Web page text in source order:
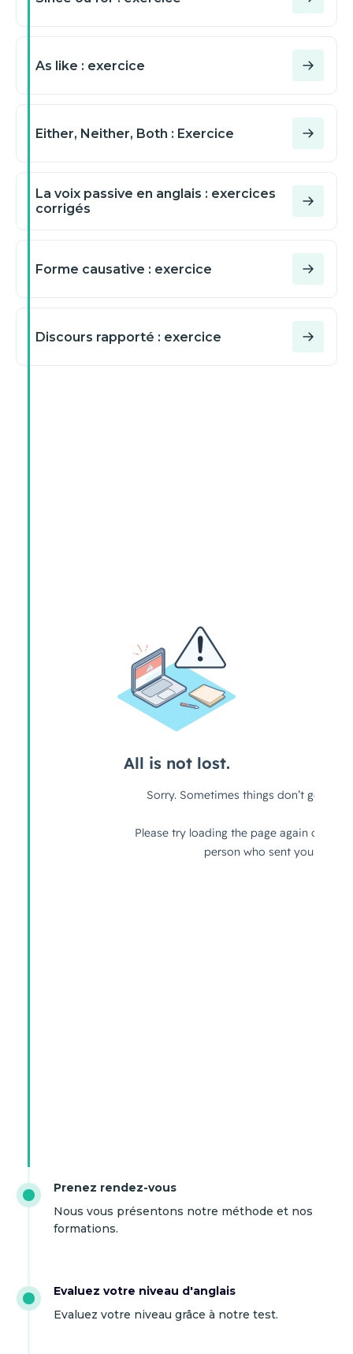
As like : exercice
Either, Neither, Both : Exercice
La voix passive en anglais : exercices
corrigés
Forme causative : exercice
Discours rapporté : exercice
Prenez rendez-vous
Nous vous présentons notre méthode et nos
formations.
Evaluez votre niveau d'anglais
Evaluez votre niveau grâce à notre test.